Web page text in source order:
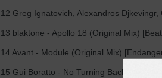
12 Greg Ignatovich, Alexandros
13 blaktone - Apollo 18 (Original Mix)
14 Avant - Module (Original Mix)
15 Gui Boratto - No Turning Back (Original